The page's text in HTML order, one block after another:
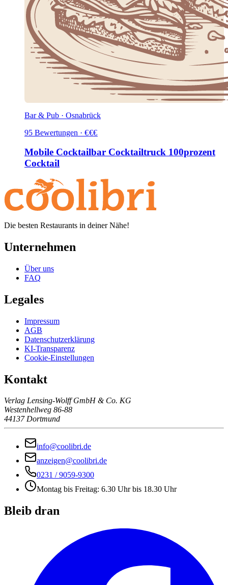
Bar & Pub · Osnabrück
95 Bewertungen · €€€
Mobile Cocktailbar Cocktailtruck 100prozent
Cocktail
Die besten Restaurants in deiner Nähe!
Unternehmen
Über uns
FAQ
Legales
Impressum
AGB
Datenschutzerklärung
KI-Transparenz
Cookie-Einstellungen
Kontakt
Verlag Lensing-Wolff GmbH & Co. KG
Westenhellweg 86-88
44137 Dortmund
info@coolibri.de
anzeigen@coolibri.de
0231 / 9059-9300
Montag bis Freitag: 6.30 Uhr bis 18.30 Uhr
Bleib dran